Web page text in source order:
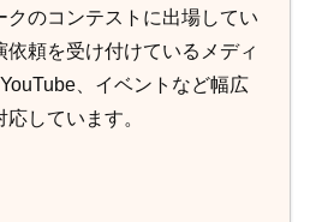
クのコンテストに出場してい
依頼を受け付けているメディ
、イベントなど幅広
しています。